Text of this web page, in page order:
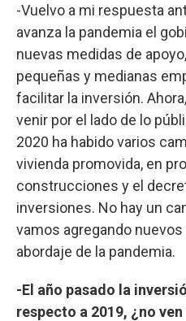
-Vuelvo a mi respuesta
avanza la pandemia el
nuevas medidas de
pequeñas y medianas
facilitar la inversión.
venir por el lado de lo
2020 ha habido varios
vivienda promovida, en
construcciones y el
inversiones. No hay un
vamos agregando
abordaje de la pandemia.
-El año pasado la
respecto a 2019, ¿no